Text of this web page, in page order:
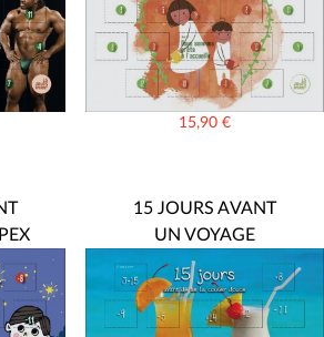
15,90 €
15 JOURS AVANT
UN VOYAGE